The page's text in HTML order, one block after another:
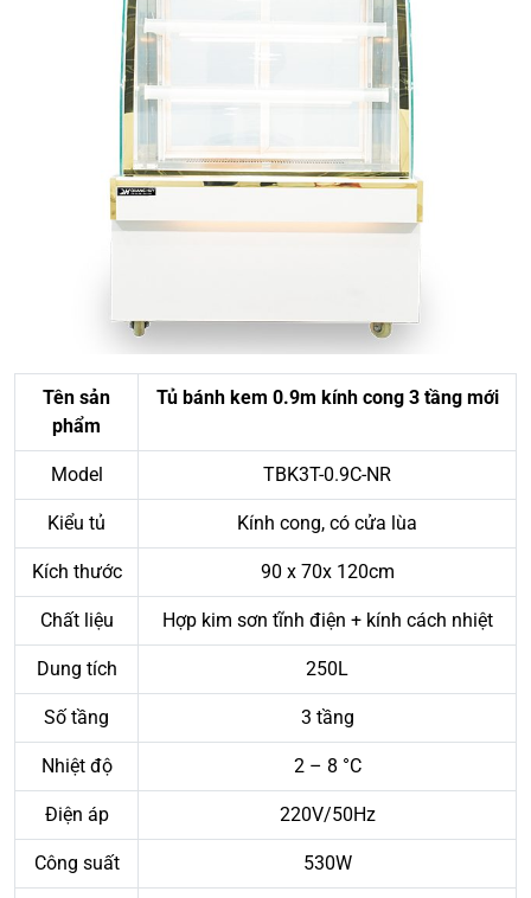
Tên sản
phẩm
Tủ bánh kem 0.9m kính cong 3 tầng mới
Model TBK3T-0.9C-NR
Kiểu tủ Kính cong, có cửa lùa
Kích thước 90 x 70x 120cm
Chất liệu Hợp kim sơn tĩnh điện + kính cách nhiệt
Dung tích 250L
Số tầng 3 tầng
Nhiệt độ 2 – 8 °C
Điện áp 220V/50Hz
Công suất 530W